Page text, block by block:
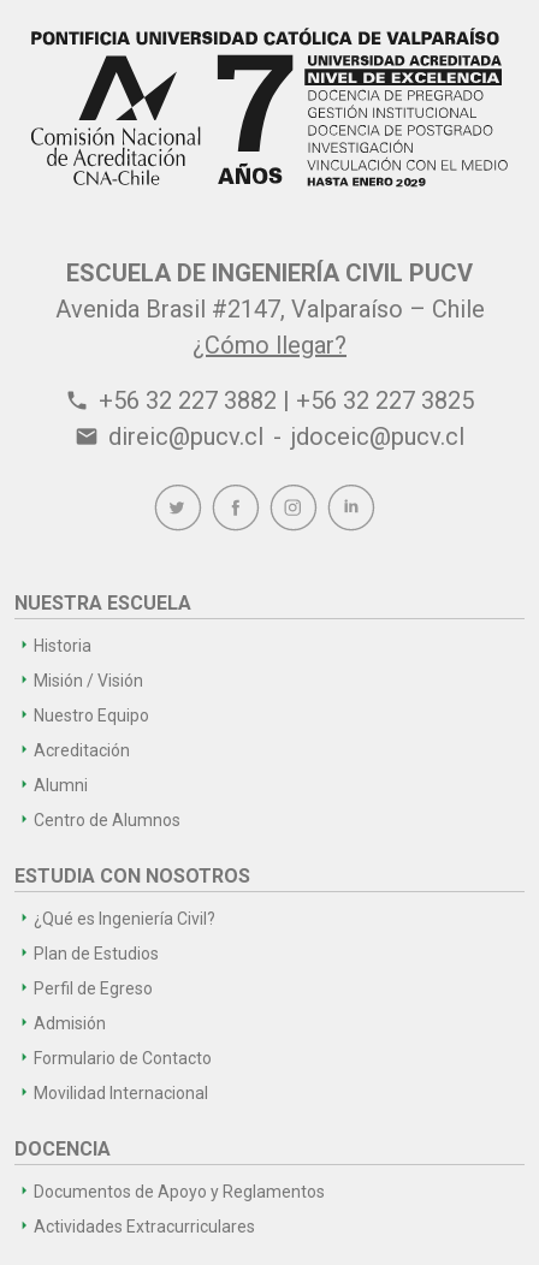
ESCUELA DE INGENIERÍA CIVIL PUCV
Avenida Brasil #2147, Valparaíso – Chile
¿Cómo llegar?
phone +56 32 227 3882 | +56 32 227 3825
email direic@pucv.cl - jdoceic@pucv.cl
NUESTRA ESCUELA
Historia
Misión / Visión
Nuestro Equipo
Acreditación
Alumni
Centro de Alumnos
ESTUDIA CON NOSOTROS
¿Qué es Ingeniería Civil?
Plan de Estudios
Perfil de Egreso
Admisión
Formulario de Contacto
Movilidad Internacional
DOCENCIA
Documentos de Apoyo y Reglamentos
Actividades Extracurriculares